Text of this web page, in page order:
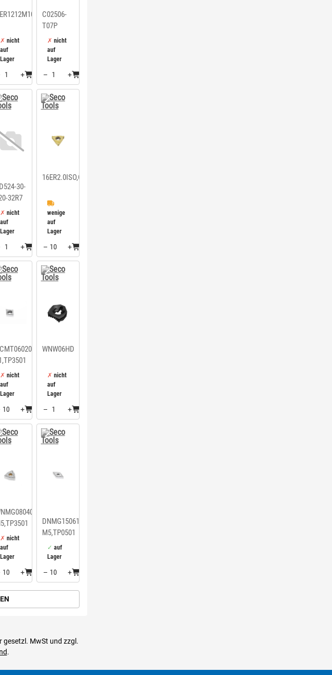
nicht
auf
Lager
+
1
C02506-
T07P
nicht
auf
Lager
–
+
Menge: 1
30-
32R7
nicht
auf
Lager
+
1
16ER2.0ISO,CP500
wenige
auf
Lager
–
+
Menge: 10
nicht
auf
Lager
+
10
WNW06HD
nicht
auf
Lager
–
+
Menge: 1
nicht
auf
Lager
+
10
DNMG150612-
M5,TP0501
auf
Lager
–
+
Menge: 10
gesetzl. MwSt und zzgl.
.